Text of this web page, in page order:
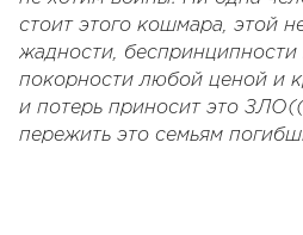
стоит этого кошмара, этой
жадности,
покорности любой ценой и
и потерь приносит это
пережить это семьям